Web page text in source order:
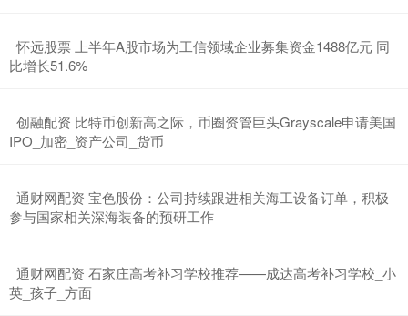
​怀远股票 上半年A股市场为工信领域企业募集资金1488亿元 同
比增长51.6%
​创融配资 比特币创新高之际，币圈资管巨头Grayscale申请美国
IPO_加密_资产公司_货币
​通财网配资 宝色股份：公司持续跟进相关海工设备订单，积极
参与国家相关深海装备的预研工作
​通财网配资 石家庄高考补习学校推荐——成达高考补习学校_小
英_孩子_方面